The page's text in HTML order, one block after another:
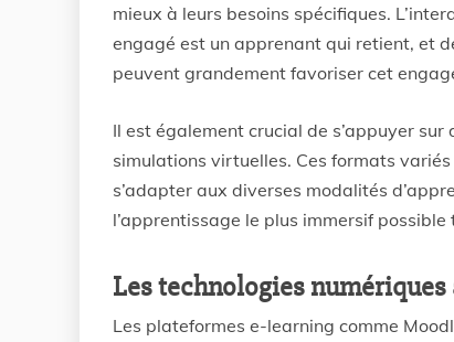
mieux à leurs besoins spécifiques.
engagé est un apprenant qui retient, et
peuvent grandement favoriser cet
Il est également crucial de s’appuyer
simulations virtuelles. Ces formats
s’adapter aux diverses modalités
l’apprentissage le plus immersif
Les technologies
Les plateformes e-learning comme